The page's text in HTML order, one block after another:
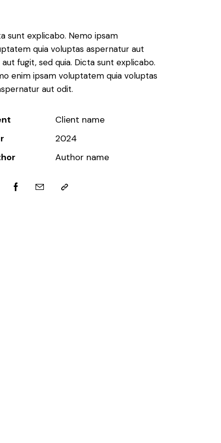
sunt explicabo. Nemo ipsam
quia voluptas aspernatur aut
fugit, sed quia. Dicta sunt explicabo.
enim ipsam voluptatem quia voluptas
aut odit.
Client name
2024
Author name